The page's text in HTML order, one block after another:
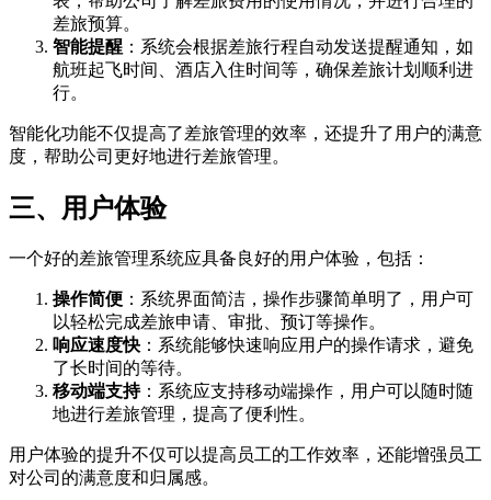
差旅预算。
智能提醒 ：系统会根据差旅行程自动发送提醒通知，如
航班起飞时间、酒店入住时间等，确保差旅计划顺利进
行。
智能化功能不仅提高了差旅管理的效率，还提升了用户的满意
度，帮助公司更好地进行差旅管理。
三、用户体验
一个好的差旅管理系统应具备良好的用户体验，包括：
操作简便 ：系统界面简洁，操作步骤简单明了，用户可
以轻松完成差旅申请、审批、预订等操作。
响应速度快 ：系统能够快速响应用户的操作请求，避免
了长时间的等待。
移动端支持：系统应支持移动端操作，用户可以随时随
地进行差旅管理，提高了便利性。
用户体验的提升不仅可以提高员工的工作效率，还能增强员工
对公司的满意度和归属感。